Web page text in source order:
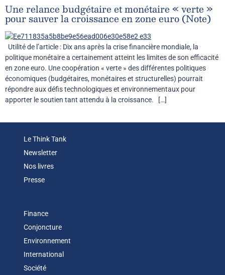
Une relance budgétaire et monétaire « verte »
pour sauver la croissance en zone euro (Note)
Utilité de l’article : Dix ans après la crise financière mondiale, la
politique monétaire a certainement atteint les limites de son efficacité
en zone euro. Une coopération « verte » des différentes politiques
économiques (budgétaires, monétaires et structurelles) pourrait
répondre aux défis technologiques et environnementaux pour
apporter le soutien tant attendu à la croissance. […]
Le Think Tank
Newsletter
Nos livres
Presse
Finance
Conjoncture
Environnement
International
Société